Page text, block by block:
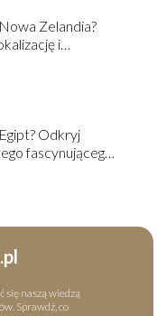
Zelandia?
i
Odkryj
fascynującego
się naszą wiedzą
Sprawdź, co